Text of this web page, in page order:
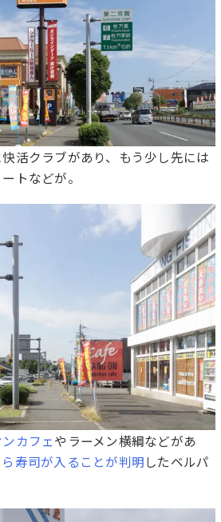
活クラブがあり、もう少し先には
トなどが。
カフェやラーメン横綱などがあ
ら寿司が入ることが判明したベルパ